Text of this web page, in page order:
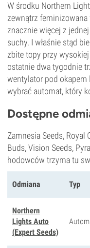
W środku Northern
zewnątrz
znacznie więcej z
suchy. I właśnie stąd
zbite topy przy
ostatnie dwa tygodnie
wentylator pod
wybrać automat, który
Dostępne
Zamnesia Seeds, Royal
Buds, Vision Seeds,
hodowców trzyma tu
Odmiana Typ
Northern
Lights Auto
(Expert Seeds)